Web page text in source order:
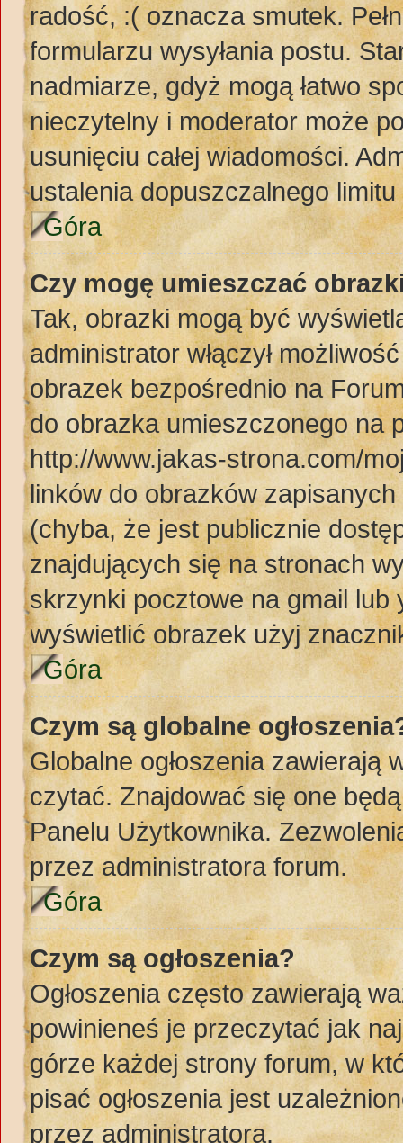
radość, :( oznacza smutek.
formularzu wysyłania postu.
nadmiarze, gdyż mogą łatwo
nieczytelny i moderator może
usunięciu całej wiadomości.
ustalenia dopuszczalnego
Góra
Czy mogę umieszczać
Tak, obrazki mogą być
administrator włączył
obrazek bezpośrednio na
do obrazka umieszczonego na
http://www.jakas-strona.com/
linków do obrazków
(chyba, że jest publicznie
znajdujących się na stronach
skrzynki pocztowe na gmail lub
wyświetlić obrazek użyj
Góra
Czym są globalne
Globalne ogłoszenia zawierają
czytać. Znajdować się one
Panelu Użytkownika.
przez administratora forum.
Góra
Czym są ogłoszenia?
Ogłoszenia często zawierają
powinieneś je przeczytać jak
górze każdej strony forum, w
pisać ogłoszenia jest
przez administratora.